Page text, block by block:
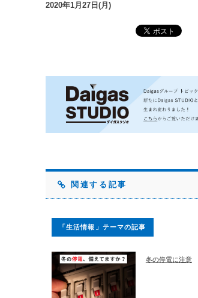
2020年1月27日(月)
関連する記事
「生活情報」テーマの記事
冬の停電に注意